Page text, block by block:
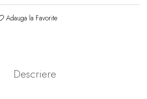
Adauga la Favorite
Descriere